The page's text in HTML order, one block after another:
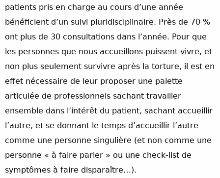
patients pris en charge au cours d’une année
bénéficient d’un suivi pluridisciplinaire. Près de 70 %
ont plus de 30 consultations dans l’année. Pour que
les personnes que nous accueillons puissent vivre, et
non plus seulement survivre après la torture, il est en
effet nécessaire de leur proposer une palette
articulée de professionnels sachant travailler
ensemble dans l’intérêt du patient, sachant accueillir
l’autre, et se donnant le temps d’accueillir l’autre
comme une personne singulière (et non comme une
personne « à faire parler » ou une check-list de
symptômes à faire disparaître…).